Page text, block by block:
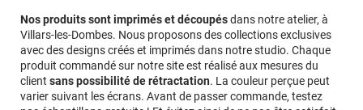
Nos produits sont imprimés et découpésdans notre atelier, à
Villars-les-Dombes. Nous proposons des collections exclusives
avec des designs créés et imprimés dans notre studio. Chaque
produit commandé sur notre site est réalisé aux mesures du
client sans possibilité de rétractation. La couleur perçue peut
varier suivant les écrans. Avant de passer commande, testez
Référence produit :SECUR131i